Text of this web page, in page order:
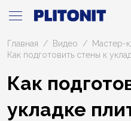
Главная Видео
Мастер-
Как подготовить стены к
Как
укладке